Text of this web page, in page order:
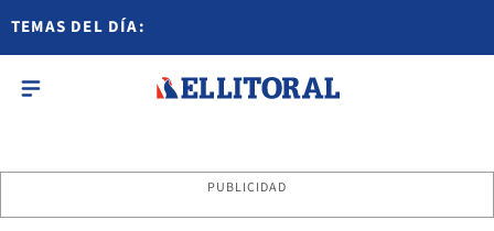
TEMAS DEL DÍA:
PUBLICIDAD